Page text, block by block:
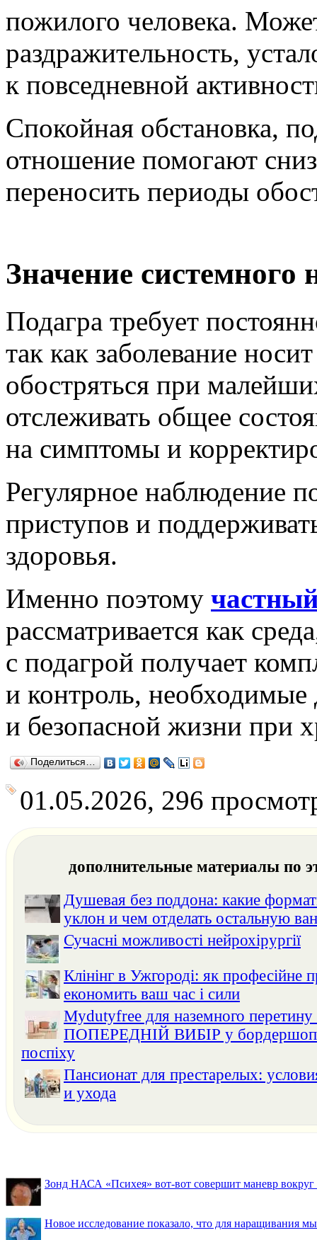
пожилого человека.
раздражительность,
к повседневной
Спокойная обстановка,
отношение помогают
переносить периоды
Значение системного
Подагра требует
так как заболевание
обостряться при
отслеживать общее
на симптомы и
Регулярное наблюдение
приступов и
здоровья.
Именно поэтому
рассматривается как
с подагрой получает
и контроль,
и безопасной жизни при
Поделиться…
01.05.2026, 296
дополнительные материалы по
Душевая без поддона: какие
уклон и чем отделать остальную
Сучасні можливості нейрохірургії
Клінінг в Ужгороді: як професійне
економить ваш час і сили
Mydutyfree для наземного
ПОПЕРЕДНІЙ ВИБІР у
поспіху
Пансионат для престарелых:
и ухода
Зонд НАСА «Психея» вот-вот совершит маневр вокруг
Новое исследование показало, что для наращивания